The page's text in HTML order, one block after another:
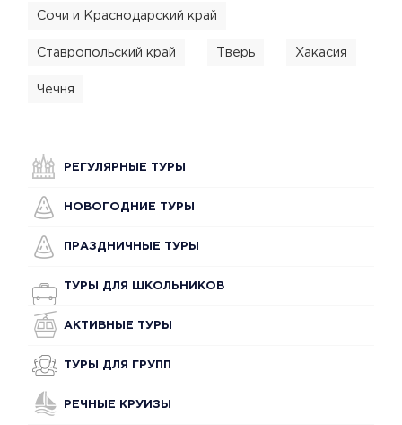
Сочи и Краснодарский край
Ставропольский край Тверь Хакасия
Чечня
РЕГУЛЯРНЫЕ ТУРЫ
НОВОГОДНИЕ ТУРЫ
ПРАЗДНИЧНЫЕ ТУРЫ
ТУРЫ ДЛЯ ШКОЛЬНИКОВ
АКТИВНЫЕ ТУРЫ
ТУРЫ ДЛЯ ГРУПП
РЕЧНЫЕ КРУИЗЫ